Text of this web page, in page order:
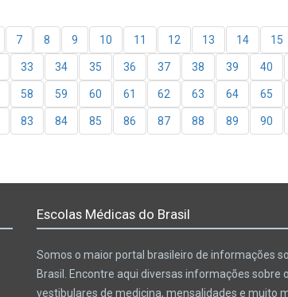
7 8 9 10 11 12 13 14 15
33 34 35 36 37 38 39 40
58 59 60 61 62 63 64 65
83 84 85 86 87 88 89 90
Escolas Médicas do Brasil
Somos o maior portal brasileiro de informações
Brasil. Encontre aqui diversas informações sobre
vestibulares de medicina, mensalidades e muito